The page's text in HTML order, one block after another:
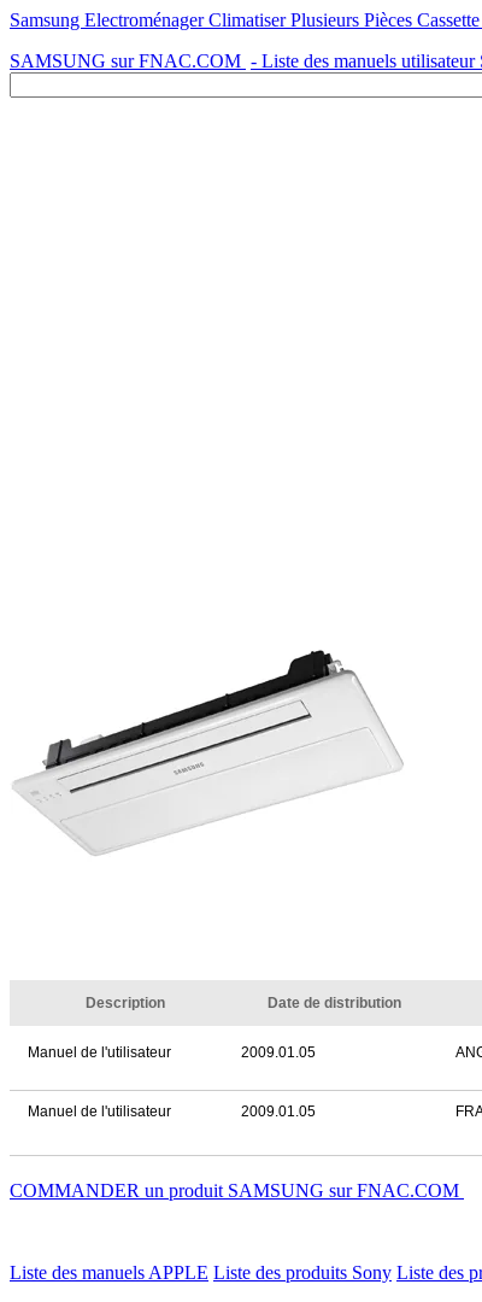
Samsung Electroménager Climatiser Plusieurs Pièces
SAMSUNG sur FNAC.COM - Liste des manuels utilisateur
Description Date de distribution
Manuel de l'utilisateur 2009.01.05
Manuel de l'utilisateur 2009.01.05
COMMANDER un produit SAMSUNG sur FNAC.COM
Liste des manuels APPLE Liste des produits Sony Liste des